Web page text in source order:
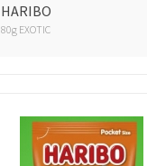
HARIBO
80g EXOTIC